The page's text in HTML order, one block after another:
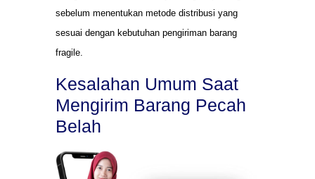
sebelum menentukan metode distribusi yang
sesuai dengan kebutuhan pengiriman barang
fragile.
Kesalahan Umum Saat
Mengirim Barang Pecah
Belah